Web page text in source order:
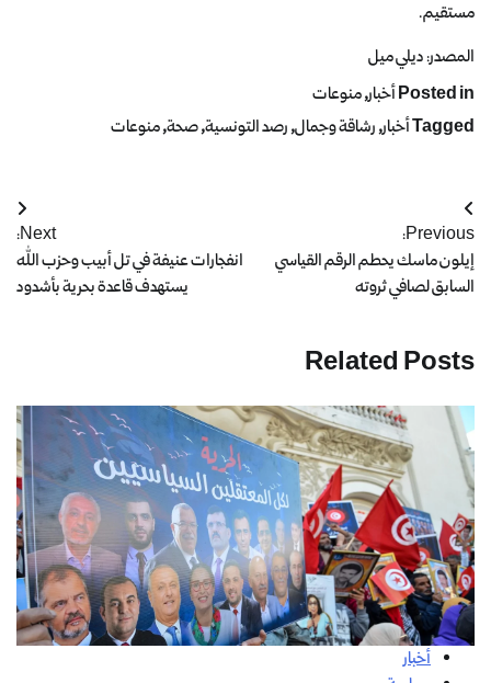
مستقيم.
المصدر: ديلي ميل
Posted inأخبار,منوعات
Taggedأخبار,رشاقة وجمال,رصد التونسية,صحة,منوعات
Previous:
إيلون ماسك يحطم الرقم القياسي
السابق لصافي ثروته
Next:
انفجارات عنيفة في تل أبيب وحزب الله
يستهدف قاعدة بحرية بأشدود
Related Posts
أخبار